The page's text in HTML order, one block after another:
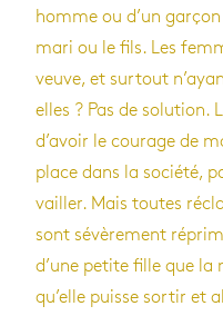
homme ou d’un
mari ou le fils. Les
veuve, et sur­tout
elles ? Pas de solu­tion.
d’avoir le cou­rage de
place dans la société,
vailler. Mais toutes
sont sévè­re­ment
d’une petite fille que la
qu’elle puisse sor­tir et